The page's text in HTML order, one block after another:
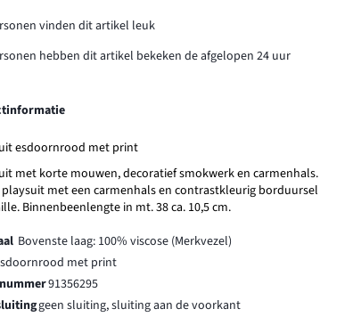
vinden dit artikel leuk
hebben dit artikel bekeken de afgelopen 24 uur
esdoornrood met print
met korte mouwen, decoratief smokwerk en carmenhals.
met een carmenhals en contrastkleurig borduursel
Binnenbeenlengte in mt. 38 ca. 10,5 cm.
Bovenste laag: 100% viscose (Merkvezel)
met print
91356295
geen sluiting, sluiting aan de voorkant